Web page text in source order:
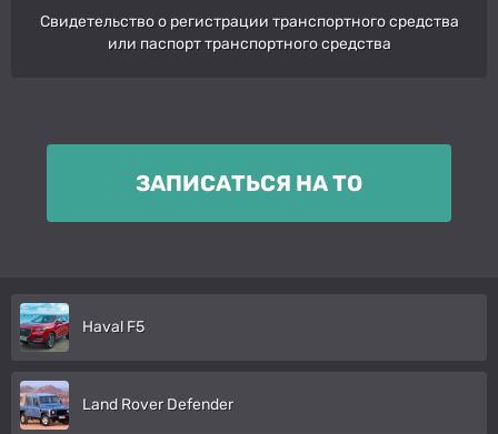
Свидетельство о регистрации транспортного средства
или паспорт транспортного средства
ЗАПИСАТЬСЯ НА ТО
Haval F5
Land Rover Defender